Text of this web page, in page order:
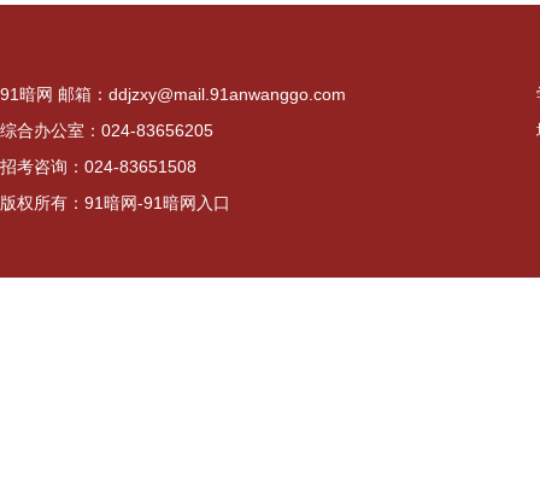
91暗网 邮箱： ddjzxy@mail.91anwanggo.com
综合办公室：024-83656205
招考咨询：024-83651508
版权所有：91暗网-91暗网入口